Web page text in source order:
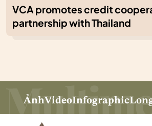
VCA promotes credit
partnership with Thailand
ẢnhVideoInfographic